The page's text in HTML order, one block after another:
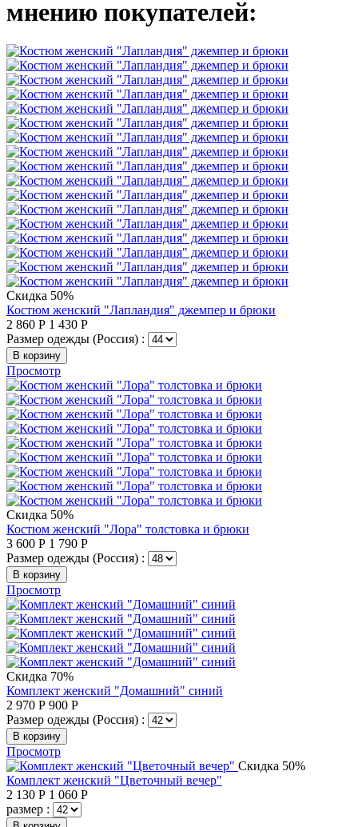
мнению покупателей:
Скидка 50%
Костюм женский "Лапландия" джемпер и брюки
2 860 Р 1 430 Р
Размер одежды (Россия) :
В корзину
Просмотр
Скидка 50%
Костюм женский "Лора" толстовка и брюки
3 600 Р 1 790 Р
Размер одежды (Россия) :
В корзину
Просмотр
Скидка 70%
Комплект женский "Домашний" синий
2 970 Р 900 Р
Размер одежды (Россия) :
В корзину
Просмотр
Скидка 50%
Комплект женский "Цветочный вечер"
2 130 Р 1 060 Р
размер :